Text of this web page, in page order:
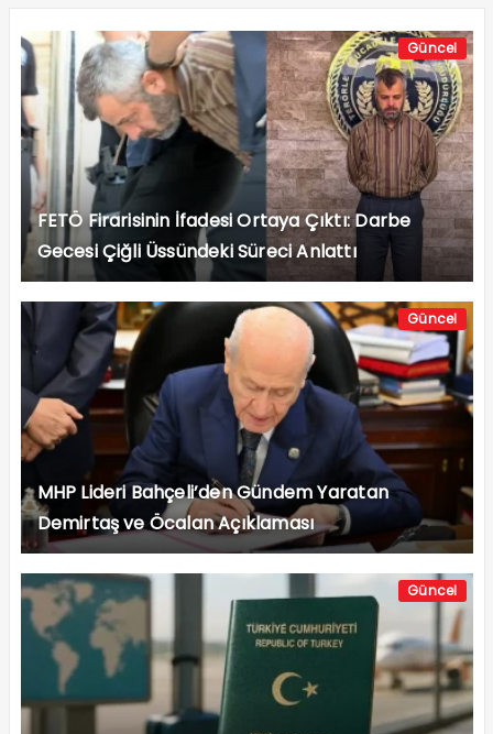
Güncel
FETÖ Firarisinin İfadesi Ortaya Çıktı: Darbe
Gecesi Çiğli Üssündeki Süreci Anlattı
Güncel
MHP Lideri Bahçeli’den Gündem Yaratan
Demirtaş ve Öcalan Açıklaması
Güncel